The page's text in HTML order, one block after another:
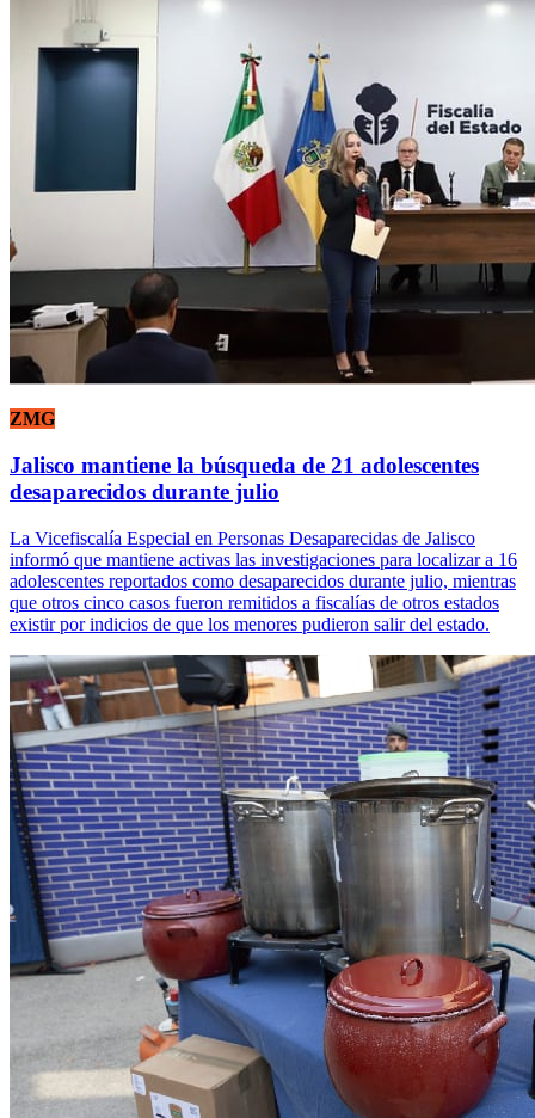
ZMG
Jalisco mantiene la búsqueda de 21 adolescentes
desaparecidos durante julio
La Vicefiscalía Especial en Personas Desaparecidas de Jalisco
informó que mantiene activas las investigaciones para localizar a 16
adolescentes reportados como desaparecidos durante julio, mientras
que otros cinco casos fueron remitidos a fiscalías de otros estados
existir por indicios de que los menores pudieron salir del estado.